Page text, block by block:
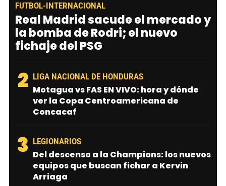
FUTBOL-INTERNACIONAL
Real Madrid sacude el mercado y
la bomba de Rodri; el nuevo
fichaje del PSG
2 LIGA NACIONAL DE HONDURAS
Motagua vs FAS EN VIVO: hora y dónde
ver la Copa Centroamericana de
Concacaf
3 LEGIONARIOS
Del descenso a la Champions: los nuevos
equipos que buscan fichar a Kervin
Arriaga